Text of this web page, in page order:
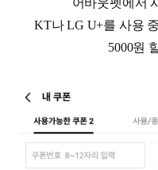
KT나 LG U+를 사용
5000원